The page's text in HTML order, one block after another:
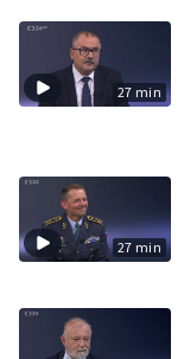
27 min
27 min